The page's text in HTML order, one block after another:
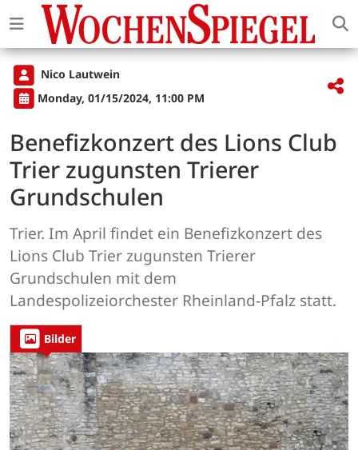
Nico Lautwein
Monday, 01/15/2024, 11:00 PM
Benefizkonzert des Lions Club
Trier zugunsten Trierer
Grundschulen
Trier. Im April findet ein Benefizkonzert des
Lions Club Trier zugunsten Trierer
Grundschulen mit dem
Landespolizeiorchester Rheinland-Pfalz statt.
Bilder